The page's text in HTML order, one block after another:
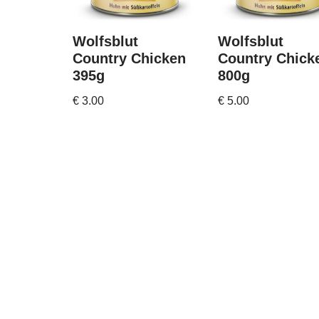
Wolfsblut
Country Chicken
395g
€ 3.00
Wolfsblut
Country
800g
€5.00